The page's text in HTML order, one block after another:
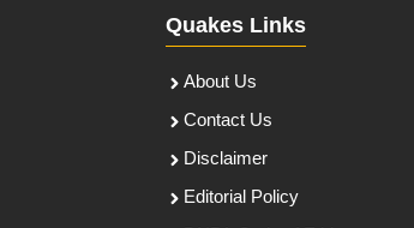
Quakes Links
About Us
Contact Us
Disclaimer
Editorial Policy